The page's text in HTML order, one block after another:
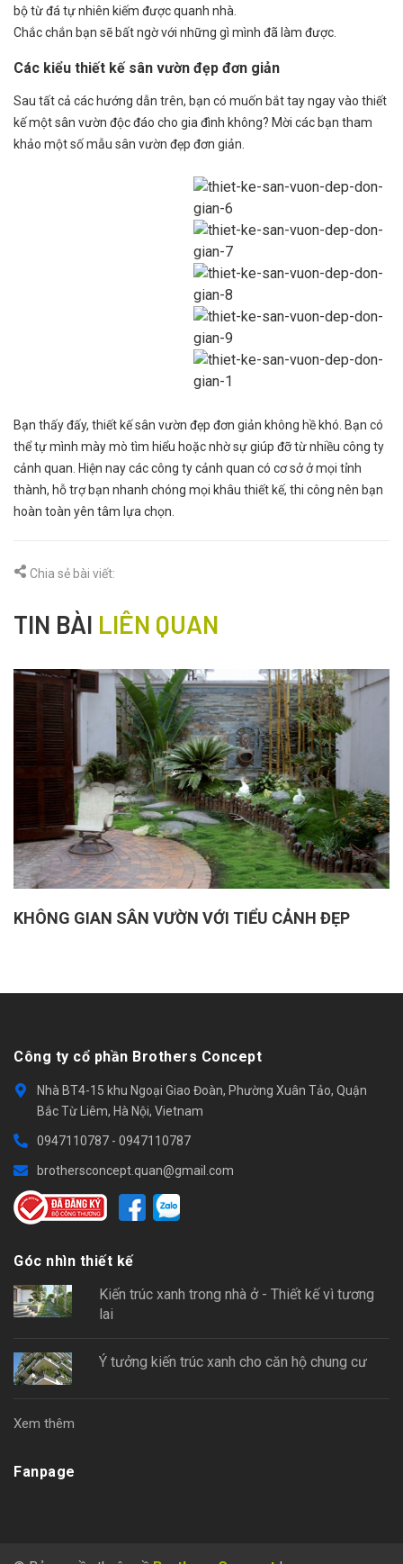
bộ từ đá tự nhiên kiếm được quanh nhà.
Chắc chắn bạn sẽ bất ngờ với những gì mình đã làm được.
Các kiểu thiết kế sân vườn đẹp đơn giản
Sau tất cả các hướng dẫn trên, bạn có muốn bắt tay ngay vào thiết
kế một sân vườn độc đáo cho gia đình không? Mời các bạn tham
khảo một số mẫu sân vườn đẹp đơn giản.
Bạn thấy đấy, thiết kế sân vườn đẹp đơn giản không hề khó. Bạn có
thể tự mình mày mò tìm hiểu hoặc nhờ sự giúp đỡ từ nhiều công ty
cảnh quan. Hiện nay các công ty cảnh quan có cơ sở ở mọi tỉnh
thành, hỗ trợ bạn nhanh chóng mọi khâu thiết kế, thi công nên bạn
hoàn toàn yên tâm lựa chọn.
Chia sẻ bài viết:
TIN BÀI LIÊN QUAN
KHÔNG GIAN SÂN VƯỜN VỚI TIỂU CẢNH ĐẸP
Công ty cổ phần Brothers Concept
Nhà BT4-15 khu Ngoại Giao Đoàn, Phường Xuân Tảo, Quận
Bắc Từ Liêm, Hà Nội, Vietnam
0947110787 - 0947110787
brothersconcept.quan@gmail.com
Góc nhìn thiết kế
Kiến trúc xanh trong nhà ở - Thiết kế vì tương
lai
Ý tưởng kiến trúc xanh cho căn hộ chung cư
Xem thêm
Fanpage